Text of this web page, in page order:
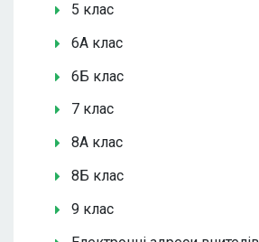
5 клас
6А клас
6Б клас
7 клас
8А клас
8Б клас
9 клас